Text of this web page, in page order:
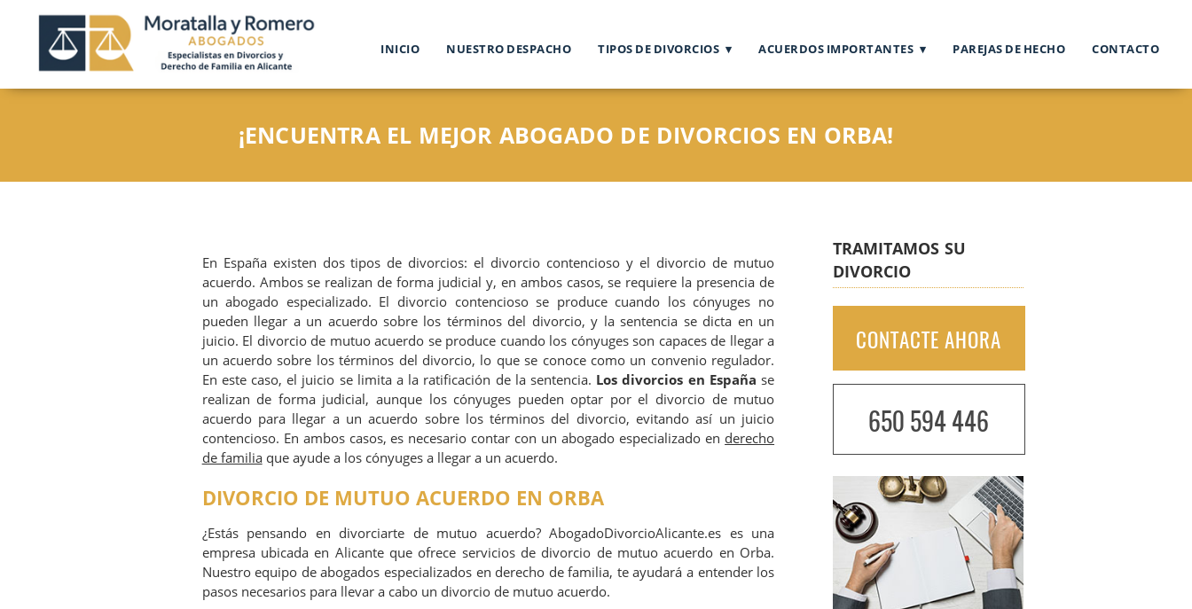
INICIO NUESTRO DESPACHO TIPOS DE DIVORCIOS ACUERDOS IMPORTANTES PAREJAS DE HECHO CONTACTO
¡ENCUENTRA EL MEJOR ABOGADO DE DIVORCIOS EN ORBA!
En España existen dos tipos de divorcios: el divorcio contencioso y el divorcio de mutuo
acuerdo. Ambos se realizan de forma judicial y, en ambos casos, se requiere la presencia de
un abogado especializado. El divorcio contencioso se produce cuando los cónyuges no
pueden llegar a un acuerdo sobre los términos del divorcio, y la sentencia se dicta en un
juicio. El divorcio de mutuo acuerdo se produce cuando los cónyuges son capaces de llegar a
un acuerdo sobre los términos del divorcio, lo que se conoce como un convenio regulador.
En este caso, el juicio se limita a la ratificación de la sentencia. Los divorcios en España se
realizan de forma judicial, aunque los cónyuges pueden optar por el divorcio de mutuo
acuerdo para llegar a un acuerdo sobre los términos del divorcio, evitando así un juicio
contencioso. En ambos casos, es necesario contar con un abogado especializado en derecho
de familiaque ayude a los cónyuges a llegar a un acuerdo.
DIVORCIO DE MUTUO ACUERDO EN ORBA
¿Estás pensando en divorciarte de mutuo acuerdo? AbogadoDivorcioAlicante.es es una
empresa ubicada en Alicante que ofrece servicios de divorcio de mutuo acuerdo en Orba.
Nuestro equipo de abogados especializados en derecho de familia, te ayudará a entender los
pasos necesarios para llevar a cabo un divorcio de mutuo acuerdo.
TRAMITAMOS SU
DIVORCIO
CONTACTE AHORA
650 594 446